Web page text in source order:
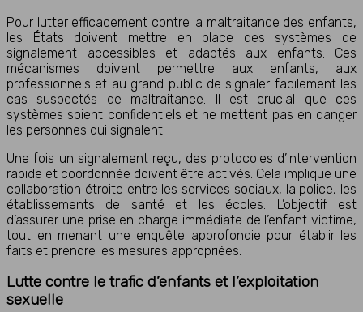
Pour lutter efficacement contre la maltraitance des enfants,
les États doivent mettre en place des systèmes de
signalement accessibles et adaptés aux enfants. Ces
mécanismes doivent permettre aux enfants, aux
professionnels et au grand public de signaler facilement les
cas suspectés de maltraitance. Il est crucial que ces
systèmes soient confidentiels et ne mettent pas en danger
les personnes qui signalent.
Une fois un signalement reçu, des protocoles d’intervention
rapide et coordonnée doivent être activés. Cela implique une
collaboration étroite entre les services sociaux, la police, les
établissements de santé et les écoles. L’objectif est
d’assurer une prise en charge immédiate de l’enfant victime,
tout en menant une enquête approfondie pour établir les
faits et prendre les mesures appropriées.
Lutte contre le trafic d’enfants et l’exploitation
sexuelle